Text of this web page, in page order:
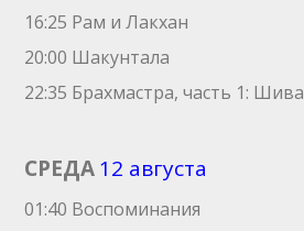
16:25 Рам и Лакхан
20:00 Шакунтала
22:35 Брахмастра, часть 1: Шива
СРЕДА12 августа
01:40 Воспоминания